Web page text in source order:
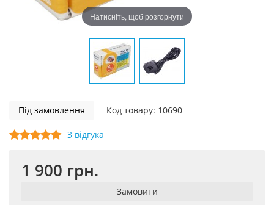
Натисніть, щоб розгорнути
Під замовлення Код товару: 10690
3 відгука
1 900 грн.
Замовити